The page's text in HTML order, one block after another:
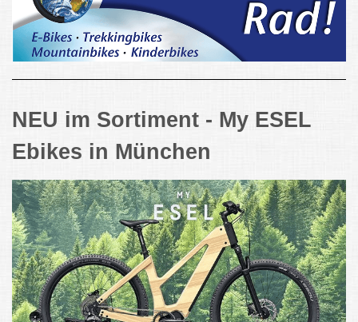
NEU im Sortiment - My ESEL
Ebikes in München